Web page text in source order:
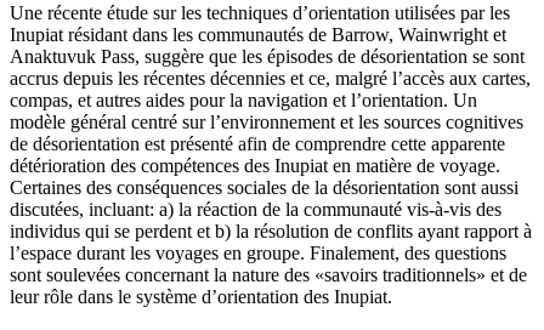
Une récente étude sur les techniques d’orientation utilisées par les
Inupiat résidant dans les communautés de Barrow, Wainwright et
Anaktuvuk Pass, suggère que les épisodes de désorientation se sont
accrus depuis les récentes décennies et ce, malgré l’accès aux cartes,
compas, et autres aides pour la navigation et l’orientation. Un
modèle général centré sur l’environnement et les sources cognitives
de désorientation est présenté afin de comprendre cette apparente
détérioration des compétences des Inupiat en matière de voyage.
Certaines des conséquences sociales de la désorientation sont aussi
discutées, incluant: a) la réaction de la communauté vis-à-vis des
individus qui se perdent et b) la résolution de conflits ayant rapport à
l’espace durant les voyages en groupe. Finalement, des questions
sont soulevées concernant la nature des «savoirs traditionnels» et de
leur rôle dans le système d’orientation des Inupiat.